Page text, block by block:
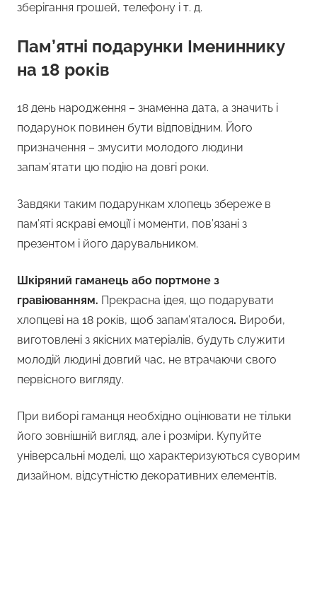
зберігання грошей, телефону і т. д.
Пам’ятні подарунки Імениннику
на 18 років
18 день народження – знаменна дата, а значить і
подарунок повинен бути відповідним. Його
призначення – змусити молодого людини
запам’ятати цю подію на довгі роки.
Завдяки таким подарункам хлопець збереже в
пам’яті яскраві емоції і моменти, пов’язані з
презентом і його дарувальником.
Шкіряний гаманець або портмоне з
гравіюванням. Прекрасна ідея, що подарувати
хлопцеві на 18 років, щоб запам’яталося. Вироби,
виготовлені з якісних матеріалів, будуть служити
молодій людині довгий час, не втрачаючи свого
первісного вигляду.
При виборі гаманця необхідно оцінювати не тільки
його зовнішній вигляд, але і розміри. Купуйте
універсальні моделі, що характеризуються суворим
дизайном, відсутністю декоративних елементів.